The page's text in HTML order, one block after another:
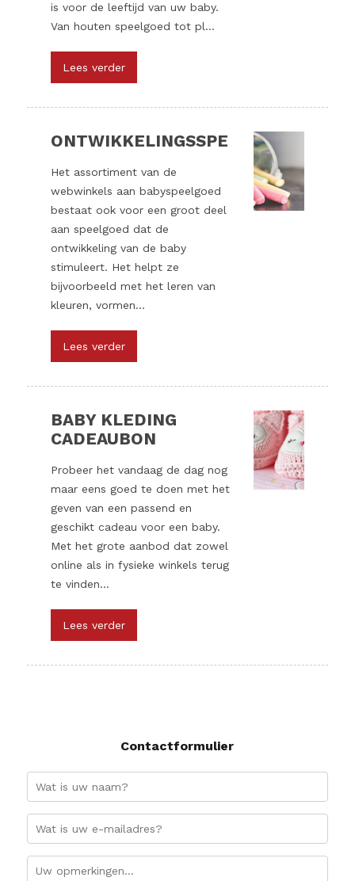
is voor de leeftijd van uw baby.
Van houten speelgoed tot pl...
Lees verder
ONTWIKKELINGSSPEELGOED
Het assortiment van de
webwinkels aan babyspeelgoed
bestaat ook voor een groot deel
aan speelgoed dat de
ontwikkeling van de baby
stimuleert. Het helpt ze
bijvoorbeeld met het leren van
kleuren, vormen...
Lees verder
BABY KLEDING
CADEAUBON
Probeer het vandaag de dag nog
maar eens goed te doen met het
geven van een passend en
geschikt cadeau voor een baby.
Met het grote aanbod dat zowel
online als in fysieke winkels terug
te vinden...
Lees verder
Contactformulier